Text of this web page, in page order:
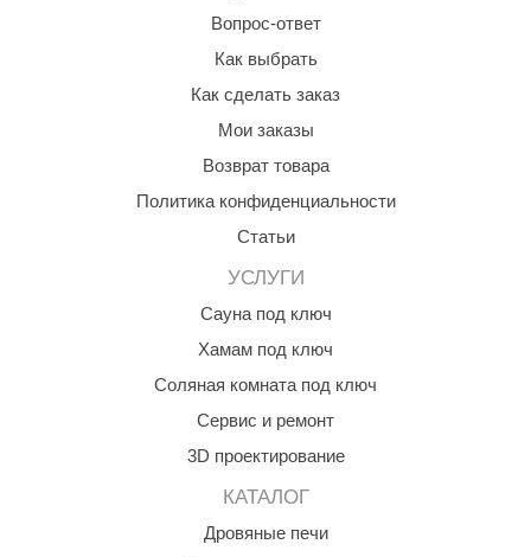
Вопрос-ответ
Как выбрать
Как сделать заказ
Мои заказы
Возврат товара
Политика конфиденциальности
Статьи
УСЛУГИ
Сауна под ключ
Хамам под ключ
Соляная комната под ключ
Сервис и ремонт
3D проектирование
КАТАЛОГ
Дровяные печи